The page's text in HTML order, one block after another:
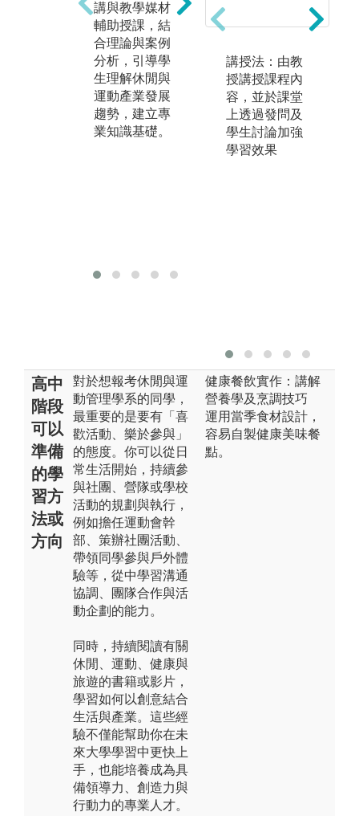
講與教學媒材
輔助授課，結
合理論與案例
分析，引導學
生理解休閒與
運動產業發展
趨勢，建立專
業知識基礎。
提供導遊、領
隊、健身教練
等專業證照輔
導，強化學生
專業與就業競
爭力，除課堂
模擬與企業參
訪外，每位學
生皆須完成業
講授法：由教
授講授課程內
容，並於課堂
上透過發問及
學生討論加強
學習效果
高中
階段
可以
準備
的學
習方
法或
方向
對於想報考休閒與運
動管理學系的同學，
最重要的是要有「喜
歡活動、樂於參與」
的態度。你可以從日
常生活開始，持續參
與社團、營隊或學校
活動的規劃與執行，
例如擔任運動會幹
部、策辦社團活動、
帶領同學參與戶外體
驗等，從中學習溝通
協調、團隊合作與活
動企劃的能力。
同時，持續閱讀有關
休閒、運動、健康與
旅遊的書籍或影片，
學習如何以創意結合
生活與產業。這些經
驗不僅能幫助你在未
來大學學習中更快上
手，也能培養成為具
備領導力、創造力與
行動力的專業人才。
健康餐飲實作：講解
營養學及烹調技巧
運用當季食材設計，
容易自製健康美味餐
點。